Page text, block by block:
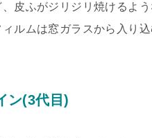
皮ふがジリジリ焼けるよ
ルムは窓ガラスから入り
ン(3代目)